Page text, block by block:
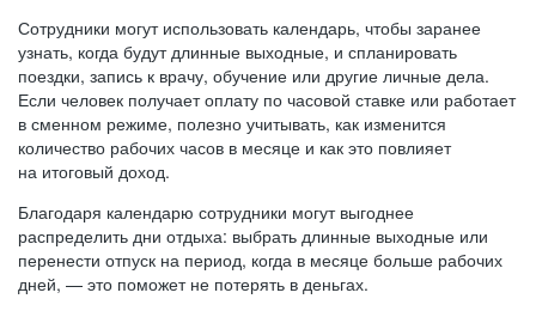
Сотрудники могут использовать календарь, чтобы заранее
узнать, когда будут длинные выходные, и спланировать
поездки, запись к врачу, обучение или другие личные дела.
Если человек получает оплату по часовой ставке или работает
в сменном режиме, полезно учитывать, как изменится
количество рабочих часов в месяце и как это повлияет
на итоговый доход.
Благодаря календарю сотрудники могут выгоднее
распределить дни отдыха: выбрать длинные выходные или
перенести отпуск на период, когда в месяце больше рабочих
дней, — это поможет не потерять в деньгах.